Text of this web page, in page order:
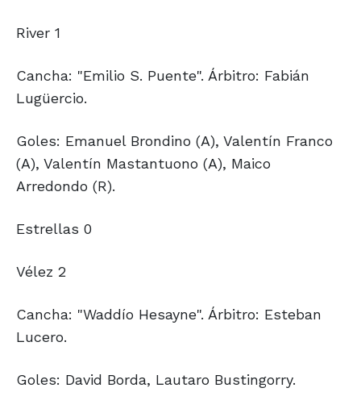
River 1
Cancha: "Emilio S. Puente". Árbitro: Fabián
Lugüercio.
Goles: Emanuel Brondino (A), Valentín Franco
(A), Valentín Mastantuono (A), Maico
Arredondo (R).
Estrellas 0
Vélez 2
Cancha: "Waddío Hesayne". Árbitro: Esteban
Lucero.
Goles: David Borda, Lautaro Bustingorry.